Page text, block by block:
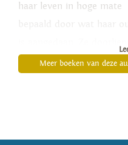
haar leven in hoge mate
Rietveld Academie en
Meer boeken van deze